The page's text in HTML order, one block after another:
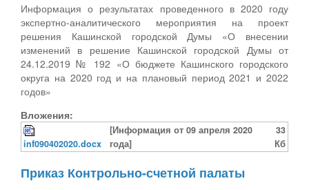
Информация о результатах проведенного в 2020 году
экспертно-аналитического мероприятия на проект
решения Кашинской городской Думы «О внесении
изменений в решение Кашинской городской Думы от
24.12.2019 № 192 «О бюджете Кашинского городского
округа на 2020 год и на плановый период 2021 и 2022
годов»
Вложения:
inf090402020.docx
[Информация от 09 апреля 2020
года]
33
Кб
Приказ Контрольно-счетной палаты